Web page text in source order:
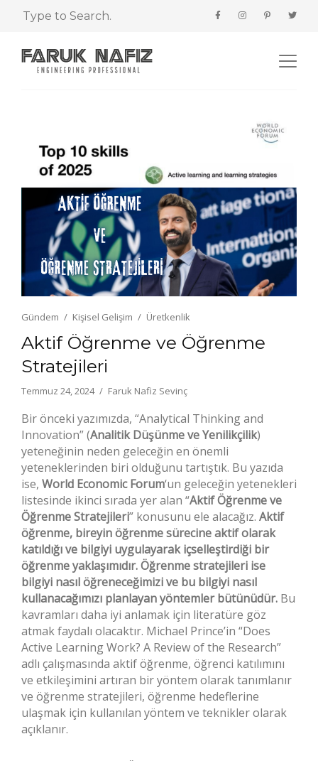
Gündem Kişisel Gelişim Üretkenlik
Aktif Öğrenme ve Öğrenme
Stratejileri
Temmuz 24, 2024 Faruk Nafiz Sevinç
Bir önceki yazımızda, “Analytical Thinking and
Innovation” (Analitik Düşünme ve Yenilikçilik)
yeteneğinin neden geleceğin en önemli
yeteneklerinden biri olduğunu tartıştık. Bu yazıda
ise, World Economic Forum‘un geleceğin yetenekleri
listesinde ikinci sırada yer alan “Aktif Öğrenme ve
Öğrenme Stratejileri” konusunu ele alacağız. Aktif
öğrenme, bireyin öğrenme sürecine aktif olarak
katıldığı ve bilgiyi uygulayarak içselleştirdiği bir
öğrenme yaklaşımıdır. Öğrenme stratejileri ise
bilgiyi nasıl öğreneceğimizi ve bu bilgiyi nasıl
kullanacağımızı planlayan yöntemler bütünüdür. Bu
kavramları daha iyi anlamak için literatüre göz
atmak faydalı olacaktır. Michael Prince’in “Does
Active Learning Work? A Review of the Research”
adlı çalışmasında aktif öğrenme, öğrenci katılımını
ve etkileşimini artıran bir yöntem olarak tanımlanır
ve öğrenme stratejileri, öğrenme hedeflerine
ulaşmak için kullanılan yöntem ve teknikler olarak
açıklanır.